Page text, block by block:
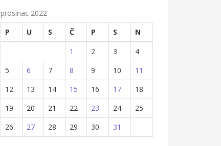
prosinac 2022
P
U S Č P S
N
1
2 3
4
5
6 7 8 9 10
11
12
13 14 15 16 17
18
19
20 21 22 23 24
25
26
27 28 29 30 31